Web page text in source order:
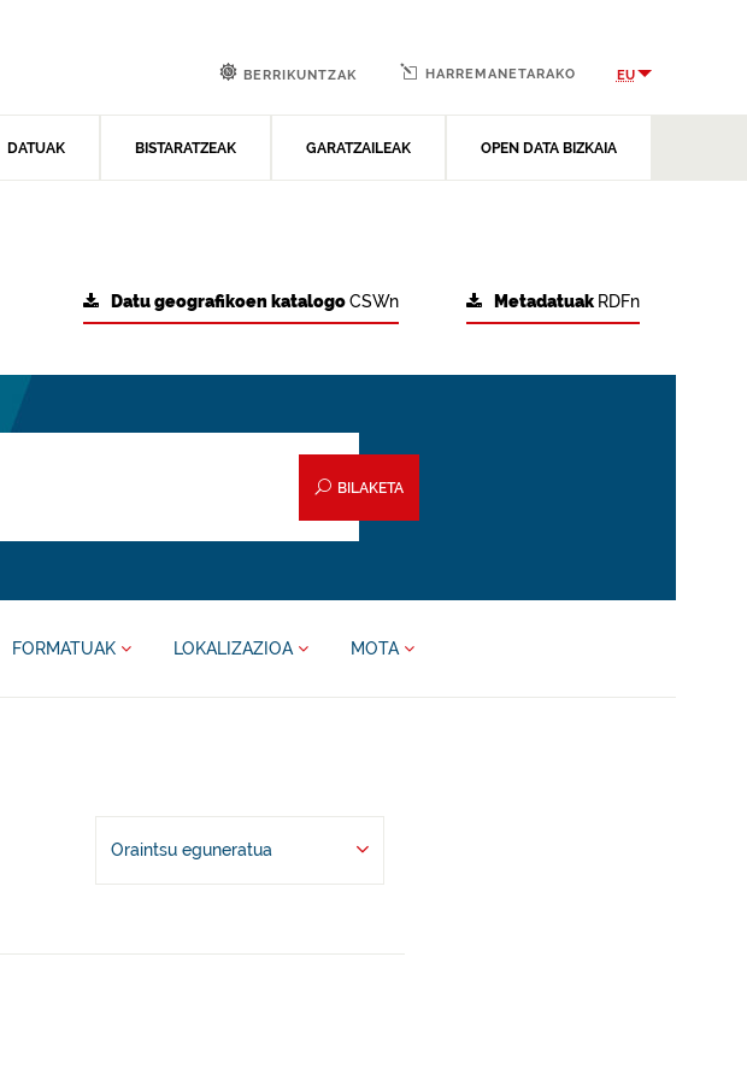
DATUAK BISTARATZEAK GARATZAILEAK OPEN DATA BIZKAIA
BERRIKUNTZAK HARREMANETARAKO EU
Metadatuak RDFn
Datu geografikoen katalogoCSWn
BILAKETA
FORMATUAK LOKALIZAZIOA MOTA
Oraintsu eguneratua